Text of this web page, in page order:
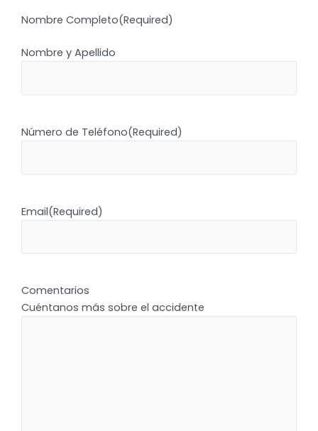
Nombre Completo(Required)
Nombre y Apellido
Número de Teléfono(Required)
Email(Required)
Comentarios
Cuéntanos más sobre el accidente